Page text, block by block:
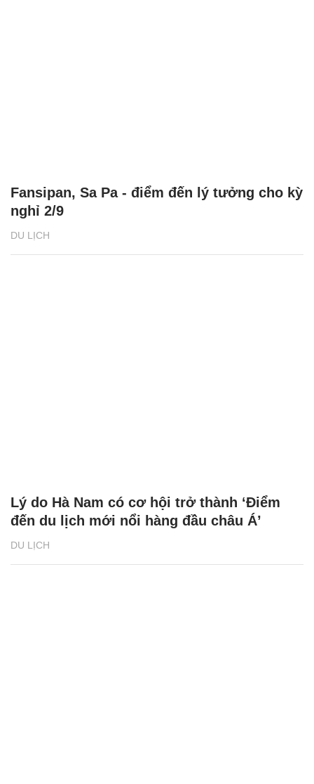
DU LỊCH
Fansipan, Sa Pa - điểm đến lý tưởng cho kỳ
nghỉ 2/9
DU LỊCH
Lý do Hà Nam có cơ hội trở thành ‘Điểm
đến du lịch mới nổi hàng đầu châu Á’